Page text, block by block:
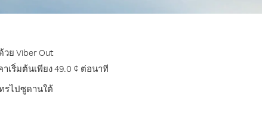
ย Viber Out
ริ่มต้นเพียง 49.0 ¢ ต่อนาที
รไปซูดานใต้